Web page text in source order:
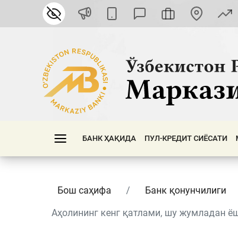
БАНК ҲАҚИДА ПУЛ-КРЕДИТ СИЁСАТИ
Бош саҳифа Банк қонунчилиги
Аҳолининг кенг қатлами, шу жумладан